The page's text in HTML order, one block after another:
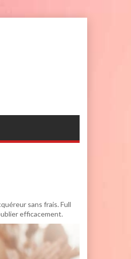
sans frais. Full
efficacement.